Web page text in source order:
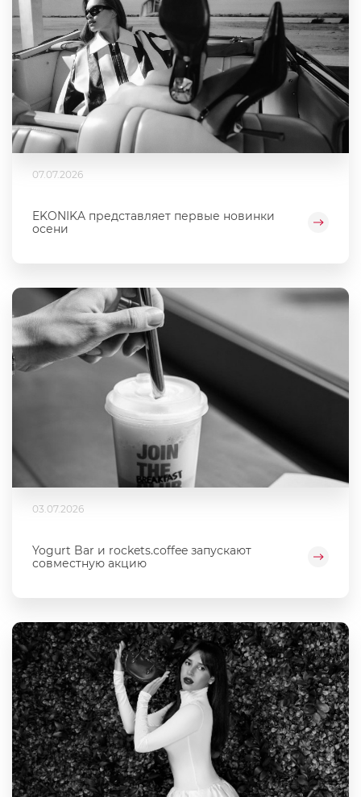
07.07.2026
EKONIKA представляет первые новинки
осени
03.07.2026
Yogurt Bar и rockets.coffee запускают
совместную акцию